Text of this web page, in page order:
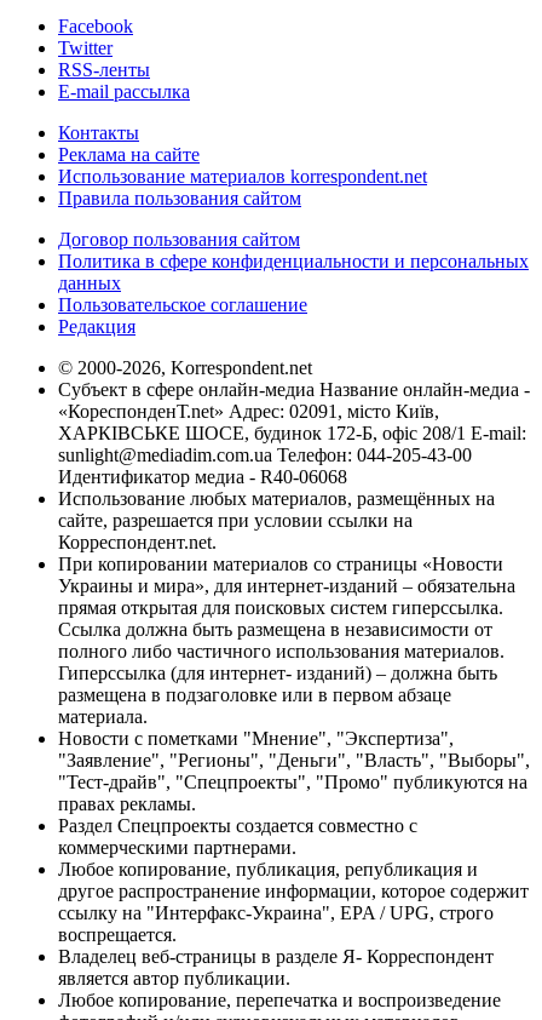
Facebook
Twitter
RSS-ленты
E-mail рассылка
Контакты
Реклама на сайте
Использование материалов korrespondent.net
Правила пользования сайтом
Договор пользования сайтом
Политика в сфере конфиденциальности и персональных
данных
Пользовательское соглашение
Редакция
© 2000-2026, Korrespondent.net
Субъект в сфере онлайн-медиа Название онлайн-медиа -
«КореспонденТ.net» Адрес: 02091, місто Київ,
ХАРКІВСЬКЕ ШОСЕ, будинок 172-Б, офіс 208/1 E-mail:
sunlight@mediadim.com.ua Телефон: 044-205-43-00
Идентификатор медиа - R40-06068
Использование любых материалов, размещённых на
сайте, разрешается при условии ссылки на
Корреспондент.net.
При копировании материалов со страницы «Новости
Украины и мира», для интернет-изданий – обязательна
прямая открытая для поисковых систем гиперссылка.
Ссылка должна быть размещена в независимости от
полного либо частичного использования материалов.
Гиперссылка (для интернет- изданий) – должна быть
размещена в подзаголовке или в первом абзаце
материала.
Новости с пометками "Мнение", "Экспертиза",
"Заявление", "Регионы", "Деньги", "Власть", "Выборы",
"Тест-драйв", "Спецпроекты", "Промо" публикуются на
правах рекламы.
Раздел Спецпроекты создается совместно с
коммерческими партнерами.
Любое копирование, публикация, републикация и
другое распространение информации, которое содержит
ссылку на "Интерфакс-Украина", EPA / UPG, строго
воспрещается.
Владелец веб-страницы в разделе Я- Корреспондент
является автор публикации.
Любое копирование, перепечатка и воспроизведение